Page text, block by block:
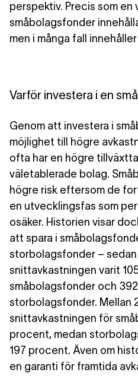
perspektiv. Precis som
småbolagsfonder
men i många fall
Varför investera i en
Genom att investera i
möjlighet till högre
ofta har en högre
väletablerade bolag.
högre risk eftersom de
en utvecklingsfas som
osäker. Historien visar
att spara i
storbolagsfonder – sedan
snittavkastningen varit
småbolagsfonder och
storbolagsfonder. Mellan
snittavkastningen för
procent, medan
197 procent. Även om
en garanti för framtida